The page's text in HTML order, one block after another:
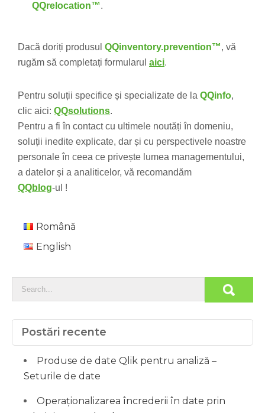
QQrelocation™.
Dacă doriți produsul QQinventory.prevention™, vă
rugăm să completați formularul aici.
Pentru soluții specifice și specializate de la QQinfo,
clic aici: QQsolutions.
Pentru a fi în contact cu ultimele noutăți în domeniu,
soluții inedite explicate, dar și cu perspectivele noastre
personale în ceea ce privește lumea managementului,
a datelor și a analiticelor, vă recomandăm
QQblog-ul !
Română
English
Postări recente
Produse de date Qlik pentru analiză –
Seturile de date
Operaționalizarea încrederii în date prin